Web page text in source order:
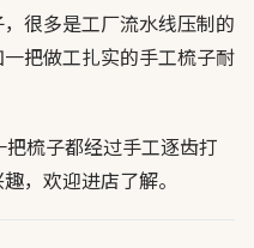
很多是工厂流水线压制的
把做工扎实的手工梳子耐
梳子都经过手工逐齿打
，欢迎进店了解。